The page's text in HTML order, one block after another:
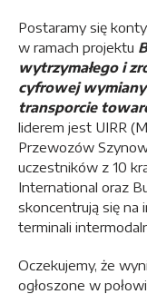
Postaramy się
w ramach projektu
wytrzymałego i
cyfrowej
transporcie
liderem jest UIRR
Przewozów
uczestników z 10
International oraz
skoncentrują się na
terminali
Oczekujemy, że
ogłoszone w